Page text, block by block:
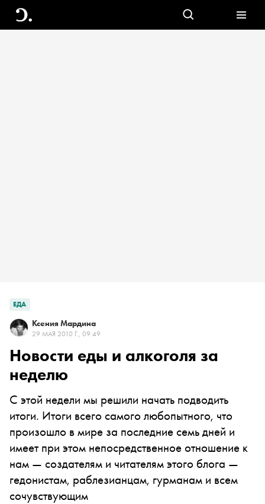
ЕДА
Ксения Мардина
29 МАЯ 2010 Г., 09:49
Новости еды и алкоголя за
неделю
С этой недели мы решили начать подводить
итоги. Итоги всего самого любопытного, что
произошло в мире за последние семь дней и
имеет при этом непосредственное отношение к
нам — создателям и читателям этого блога —
гедонистам, раблезианцам, гурманам и всем
сочувствующим